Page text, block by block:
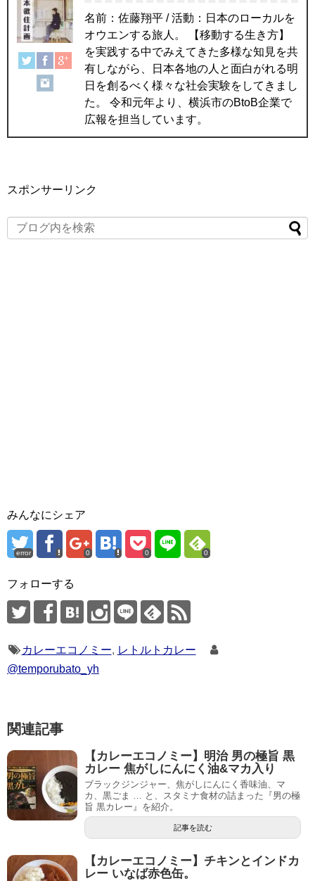
名前：佐藤翔平 / 活動：日本のローカルを
オウエンする旅人。 【移動する生き方】
を実践する中でみえてきた多様な知見を共
有しながら、日本各地の人と面白がれる明
日を創るべく様々な社会実験をしてきまし
た。 令和元年より、横浜市のBtoB企業で
広報を担当しています。
スポンサーリンク
みんなにシェア
error 0 0 0
フォローする
カレーエコノミー, レトルトカレー
@temporubato_yh
関連記事
【カレーエコノミー】明治 男の極旨 黒
カレー 焦がしにんにく油&マカ入り
ブラックジンジャー、焦がしにんにく香味油、マ
カ、黒ごま … と、スタミナ食材の詰まった『男の極
旨 黒カレー』を紹介。
記事を読む
【カレーエコノミー】チキンとインドカ
レー いなば赤色缶。